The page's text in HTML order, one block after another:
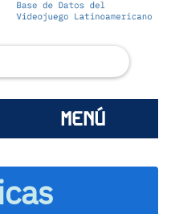
MENÚ